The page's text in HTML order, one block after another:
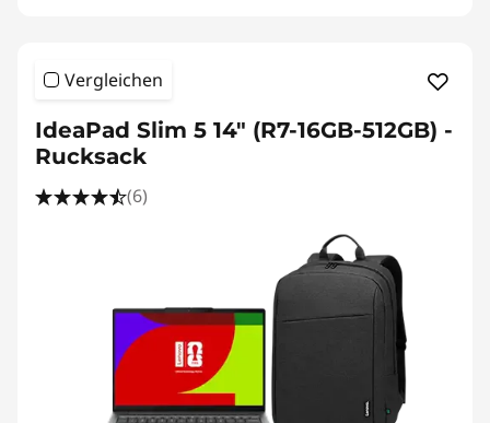
Vergleichen
IdeaPad Slim 5 14" (R7-16GB-512GB) -
Rucksack
(6)